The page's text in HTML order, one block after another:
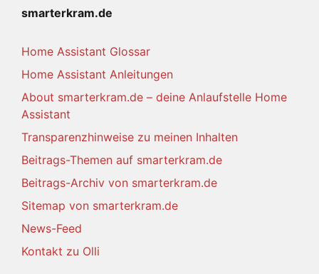
smarterkram.de
Home Assistant Glossar
Home Assistant Anleitungen
About smarterkram.de – deine Anlaufstelle Home
Assistant
Transparenzhinweise zu meinen Inhalten
Beitrags-Themen auf smarterkram.de
Beitrags-Archiv von smarterkram.de
Sitemap von smarterkram.de
News-Feed
Kontakt zu Olli